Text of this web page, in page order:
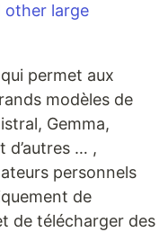
other large
permet aux
modèles de
Gemma,
d’autres … ,
personnels
de
de télécharger des